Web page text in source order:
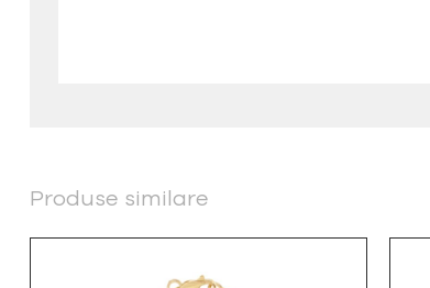
Produse similare